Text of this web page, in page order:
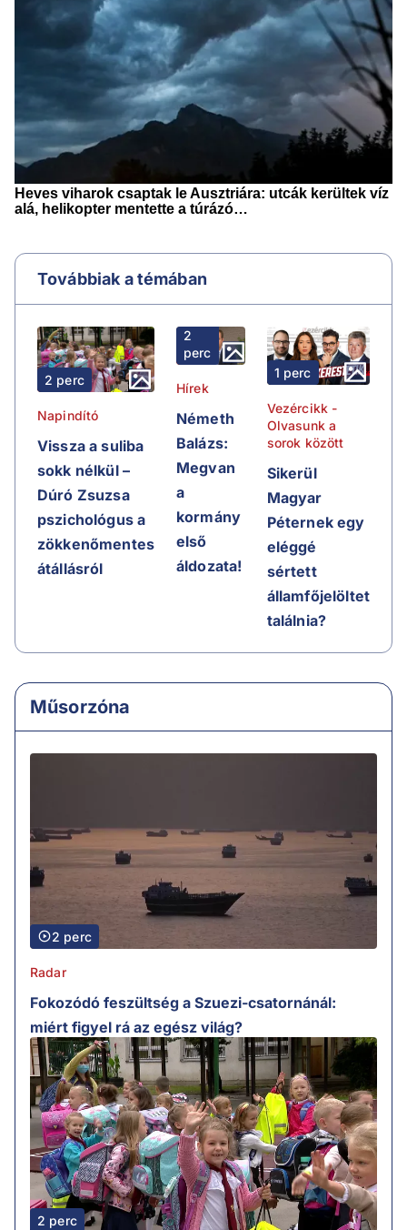
Továbbiak a témában
2 perc
Napindító
Vissza a suliba
sokk nélkül –
Dúró Zsuzsa
pszichológus a
zökkenőmentes
átállásról
2
perc
Hírek
Németh
Balázs:
Megvan
a
kormány
első
áldozata!
1 perc
Vezércikk -
Olvasunk a
sorok között
Sikerül
Magyar
Péternek egy
eléggé
sértett
államfőjelöltet
találnia?
Műsorzóna
2 perc
Radar
Fokozódó feszültség a Szuezi-csatornánál:
miért figyel rá az egész világ?
2 perc